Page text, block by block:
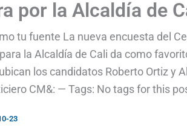
por la Alcaldía de
tu fuente La nueva encuesta del
la Alcaldía de Cali da como
los candidatos Roberto Ortiz y
CM&: — Tags: No tags for this
23